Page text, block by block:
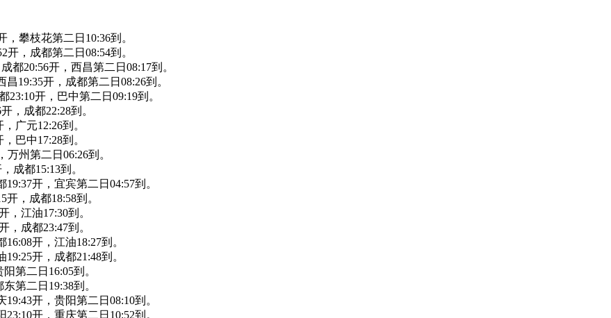
攀枝花第二日10:36到。
，成都第二日08:54到。
都20:56开，西昌第二日08:17到。
19:35开，成都第二日08:26到。
开，巴中第二日09:19到。
，成都22:28到。
广元12:26到。
巴中17:28到。
州第二日06:26到。
成都15:13到。
开，宜宾第二日04:57到。
，成都18:58到。
，江油17:30到。
，成都23:47到。
开，江油18:27到。
开，成都21:48到。
第二日16:05到。
第二日19:38到。
开，贵阳第二日08:10到。
开，重庆第二日10:52到。